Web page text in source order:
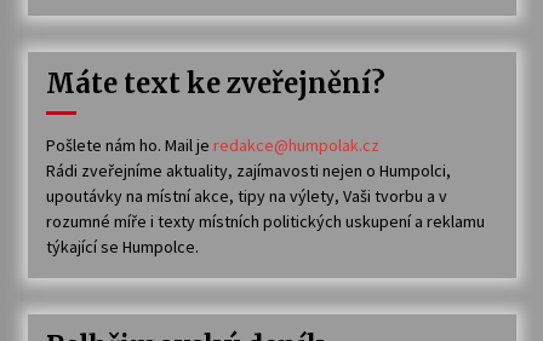
Máte text ke zveřejnění?
Pošlete nám ho. Mail je redakce@humpolak.cz
Rádi zveřejníme aktuality, zajímavosti nejen o Humpolci,
upoutávky na místní akce, tipy na výlety, Vaši tvorbu a v
rozumné míře i texty místních politických uskupení a reklamu
týkající se Humpolce.